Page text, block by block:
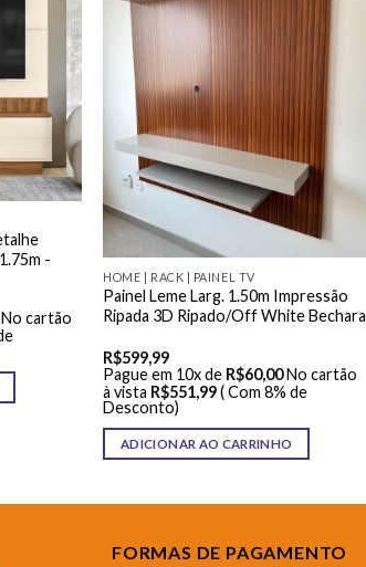
-
No cartão
HOME | RACK | PAINEL TV
Painel Leme Larg. 1.50m Impressão
Ripada 3D Ripado/Off White Bechara
R$599,99
Pague em 10x de R$60,00No cartão
à vista R$551,99( Com 8% de
Desconto)
ADICIONAR AO CARRINHO
FORMAS DE PAGAMENTO